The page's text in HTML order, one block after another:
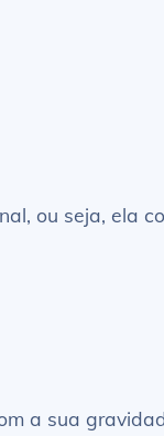
ou seja, ela
a sua